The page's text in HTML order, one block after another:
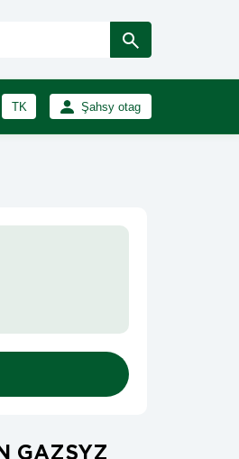
TK
RU
Şahsy otag
GAZSYZ